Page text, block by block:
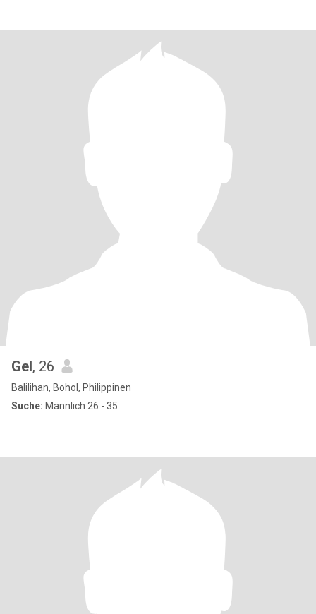
Gel, 26
Balilihan, Bohol, Philippinen
Suche: Männlich 26 - 35